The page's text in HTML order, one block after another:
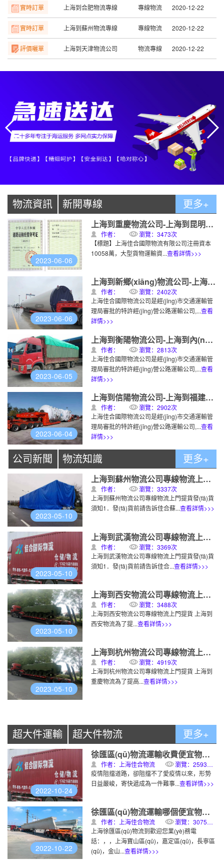
實時訂單 上海到蘇州物流專線 專線物流 2020-12-22
評價曬單 上海到天津物流公司 物流專線 2020-12-22
評價曬單 上海到長沙物流公司 物流專線 2020-12-22
評價曬單 上海到贛州物流公司 物流專線 2020-12-22
評價曬單 上海到寧波物流公司 2020-12-22
評價曬單 上海到溫州物流公司 物流專線 2020-12-22
物流資訊 新開專線 更多+
2023-06-06
上海到重慶物流公司-上海到昆明物流專線發(fā)車
作者：
瀏覽：3473次
【標題】上海佳合國際物流有限公司注冊資本
10058萬，大型貨物運輸資...查看詳情>>>
2023-06-06
上海到新鄉(xiāng)物流公司-上海到新鄉(xiāng)物流專線發(fā)車
作者：
瀏覽：2402次
上海佳合國際物流公司是經(jīng)市交通運輸管
理局審批的特許經(jīng)營公路運輸公司,...查看
詳情>>>
2023-06-05
上海到衡陽物流公司-上海到內(nèi)蒙古物流專線發(fā)車
作者：
瀏覽：2813次
上海佳合國際物流公司是經(jīng)市交通運輸管
理局審批的特許經(jīng)營公路運輸公司,...查看
詳情>>>
2023-06-04
上海到信陽物流公司-上海到福建物流專線發(fā)車
作者：
瀏覽：2902次
上海佳合國際物流公司是經(jīng)市交通運輸管
理局審批的特許經(jīng)營公路運輸公司,...查看
詳情>>>
公司新聞 物流知識 更多+
2023-05-10
上海到蘇州物流公司專線物流上門提貨
作者：
瀏覽：3337次
上海到蘇州物流公司專線物流上門提貨發(fā)貨
須知1．發(fā)貨前請告訴佳合蘇...查看詳情>>>
2023-05-10
上海到武漢物流公司專線物流上門提貨
作者：
瀏覽：3369次
上海到武漢物流公司專線物流上門提貨發(fā)貨
須知1．發(fā)貨前請告訴佳合...查看詳情>>>
2023-05-10
上海到西安物流公司專線物流上門提貨
作者：
瀏覽：3488次
上海到西安物流公司專線物流上門提貨 上海到
西安物流為了提...查看詳情>>>
2023-05-10
上海到杭州物流公司專線物流上門提貨
作者：
瀏覽：4919次
上海到杭州物流公司專線物流上門提貨 上海到
重慶物流為了提高...查看詳情>>>
超大件運輸 超大件物流 更多+
2022-10-24
徐匯區(qū)物流運輸收費便宜物理專線運輸
作者：上海佳合物流
瀏覽：2593次
疫情阻擋道路，卻阻擋不了愛疫情以來，形勢
日益嚴峻，寄快遞成為一件難事...查看詳情>>>
2022-10-22
徐匯區(qū)物流運輸哪個便宜物理專線運輸
作者：上海佳合物流
瀏覽：3075次
上海徐匯區(qū)物流到歡迎您業(yè)務電
話：，，上海寶山區(qū)，嘉定區(qū)，長寧區
(qū)，金山...查看詳情>>>